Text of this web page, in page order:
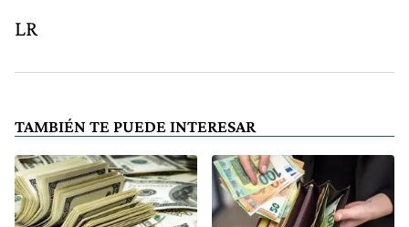
LR
TAMBIÉN TE PUEDE INTERESAR